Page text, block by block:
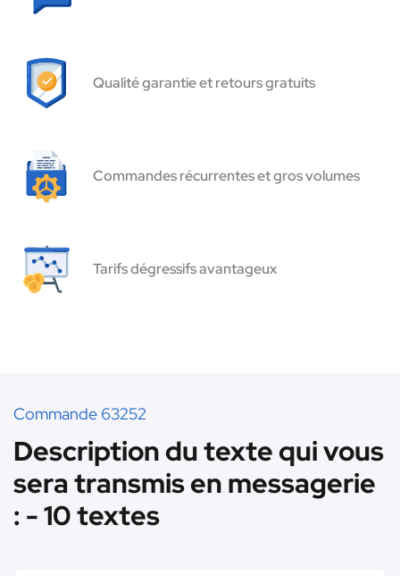
Qualité garantie et retours gratuits
Commandes récurrentes et gros volumes
Tarifs dégressifs avantageux
Commande 63252
Description du texte qui vous
sera transmis en messagerie
: - 10 textes